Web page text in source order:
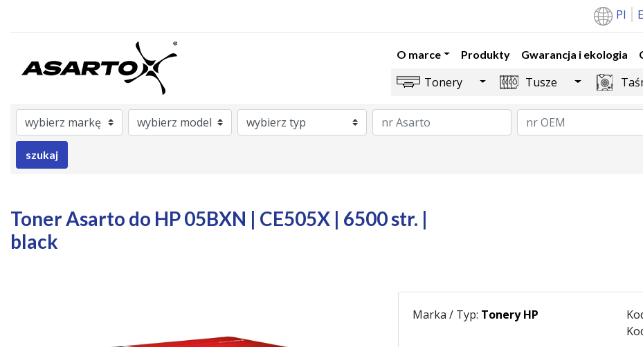
Pl
O marce Produkty Gwarancja i ekologia
Tonery Toggle Dropdown
Tusze Toggle
Brand
Color
szukaj
Toner Asarto do HP 05BXN | CE505X | 6500 str. |
black
Marka / Typ: Tonery HP